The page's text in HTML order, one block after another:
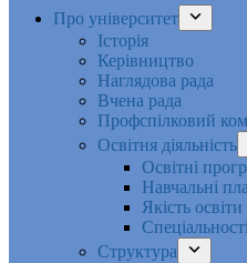
Про університет
Історія
Керівництво
Наглядова рада
Вчена рада
Профспілковий
Освітня діяльність
Освітні
Навчальні
Якість освіти
Структура